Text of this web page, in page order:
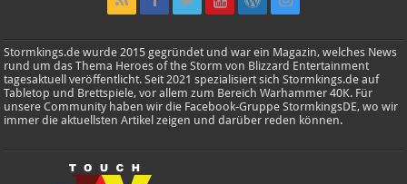
Stormkings.de wurde 2015 gegründet und war ein Magazin, welches News
rund um das Thema Heroes of the Storm von Blizzard Entertainment
tagesaktuell veröffentlicht. Seit 2021 spezialisiert sich Stormkings.de auf
Tabletop und Brettspiele, vor allem zum Bereich Warhammer 40K. Für
unsere Community haben wir die Facebook-Gruppe StormkingsDE, wo wir
immer die aktuellsten Artikel zeigen und darüber reden können.